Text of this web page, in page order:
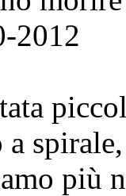
2012
a
più